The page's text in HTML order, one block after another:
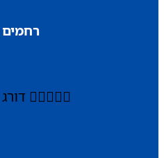
 דורג 5 מתוך 5